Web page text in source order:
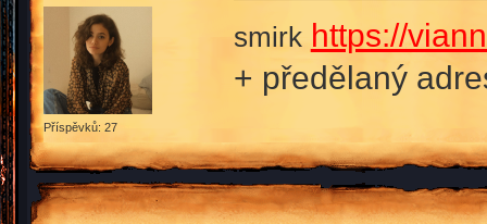
Příspěvků: 27
smirk https://
+ předělaný